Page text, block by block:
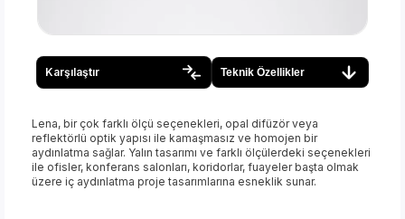
Karşılaştır Teknik Özellikler
Lena, bir çok farklı ölçü seçenekleri, opal difüzör veya
reflektörlü optik yapısı ile kamaşmasız ve homojen bir
aydınlatma sağlar. Yalın tasarımı ve farklı ölçülerdeki seçenekleri
ile ofisler, konferans salonları, koridorlar, fuayeler başta olmak
üzere iç aydınlatma proje tasarımlarına esneklik sunar.